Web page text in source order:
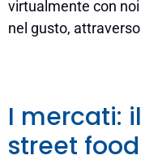
virtualmente con
nel gusto,
I mercati:
street